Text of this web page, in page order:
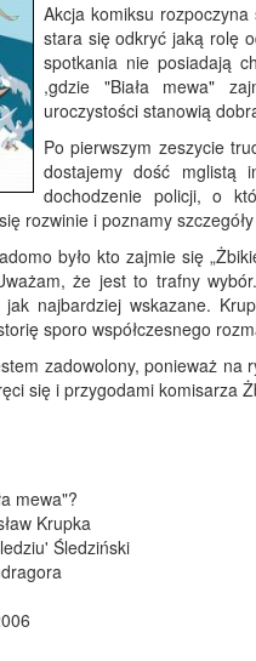
Akcja komiksu
stara się odkryć jaką rolę
spotkania nie posiadają
,gdzie "Biała mewa"
uroczystości stanowią
Po pierwszym zeszycie
dostajemy dość mglistą
dochodzenie policji, o
rozwinie i poznamy
było kto zajmie się
że jest to trafny
najbardziej wskazane.
sporo współczesnego
zadowolony, ponieważ na
się i przygodami komisarza
mewa"?
Krupka
Śledziński